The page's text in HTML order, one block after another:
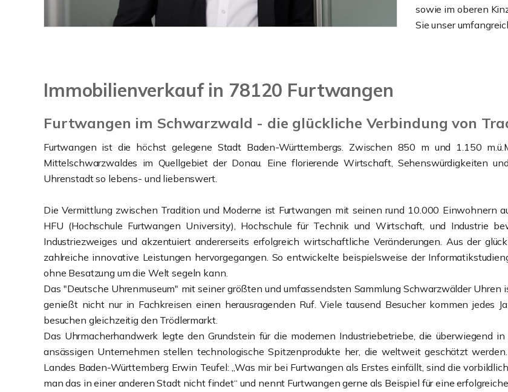
sowie im oberen
Sie unser
Immobilienverkauf in 78120 Furtwangen
Furtwangen im Schwarzwald - die glückliche Verbindung von
Furtwangen ist die höchst gelegene Stadt Baden-Württembergs. Zwischen 850 m und 1.150
Mittelschwarzwaldes im Quellgebiet der Donau. Eine florierende Wirtschaft, Sehenswürdigkeiten
Uhrenstadt so lebens- und liebenswert.
Die Vermittlung zwischen Tradition und Moderne ist Furtwangen mit seinen rund 10.000 Einwohnern
HFU (Hochschule Furtwangen University), Hochschule für Technik und Wirtschaft, und Industrie
Industriezweiges und akzentuiert andererseits erfolgreich wirtschaftliche Veränderungen. Aus der
zahlreiche innovative Leistungen hervorgegangen. So entwickelte beispielsweise der
ohne Besatzung um die Welt segeln kann.
Das "Deutsche Uhrenmuseum" mit seiner größten und umfassendsten Sammlung Schwarzwälder
genießt nicht nur in Fachkreisen einen herausragenden Ruf. Viele tausend Besucher kommen jedes
besuchen gleichzeitig den Trödlermarkt.
Das Uhrmacherhandwerk legte den Grundstein für die modernen Industriebetriebe, die überwiegend
ansässigen Unternehmen stellen technologische Spitzenprodukte her, die weltweit geschätzt
Landes Baden-Württemberg Erwin Teufel: „Was mir bei Furtwangen als Erstes einfällt, sind die
man das in einer anderen Stadt nicht findet“ und nennt Furtwangen gerne als Beispiel für eine